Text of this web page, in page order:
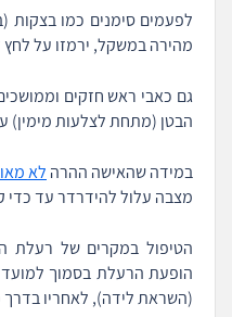
לפעמים סימנים כמו בצקות
מהירה במשקל, ירמזו על לחץ
גם כאבי ראש חזקים
הבטן (מתחת לצלעות מימין)
במידה שהאישה ההרה לא
מצבה עלול להידרדר עד כדי
הטיפול במקרים של רעלת
הופעת הרעלת בסמוך למועד
(השראת לידה), לאחריו